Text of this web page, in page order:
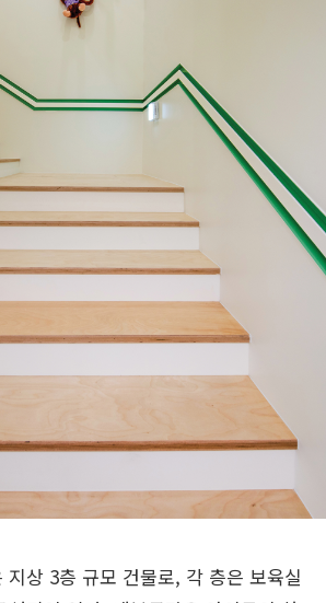
지상 3층 규모 건물로, 각 층은 보육실